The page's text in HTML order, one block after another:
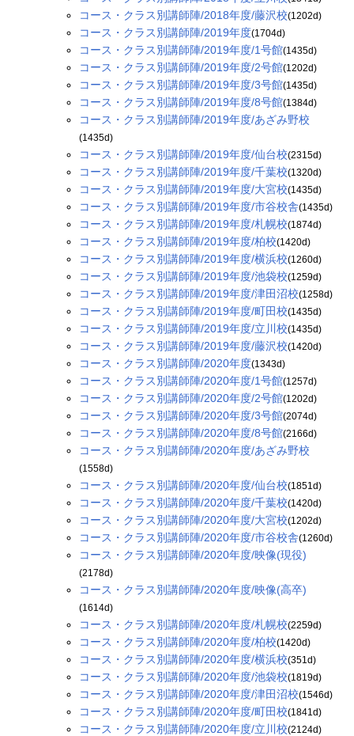
コース・クラス別講師陣/2018年度/藤沢校(1202d)
コース・クラス別講師陣/2019年度(1704d)
コース・クラス別講師陣/2019年度/1号館(1435d)
コース・クラス別講師陣/2019年度/2号館(1202d)
コース・クラス別講師陣/2019年度/3号館(1435d)
コース・クラス別講師陣/2019年度/8号館(1384d)
コース・クラス別講師陣/2019年度/あざみ野校
(1435d)
コース・クラス別講師陣/2019年度/仙台校(2315d)
コース・クラス別講師陣/2019年度/千葉校(1320d)
コース・クラス別講師陣/2019年度/大宮校(1435d)
コース・クラス別講師陣/2019年度/市谷校舎(1435d)
コース・クラス別講師陣/2019年度/札幌校(1874d)
コース・クラス別講師陣/2019年度/柏校(1420d)
コース・クラス別講師陣/2019年度/横浜校(1260d)
コース・クラス別講師陣/2019年度/池袋校(1259d)
コース・クラス別講師陣/2019年度/津田沼校(1258d)
コース・クラス別講師陣/2019年度/町田校(1435d)
コース・クラス別講師陣/2019年度/立川校(1435d)
コース・クラス別講師陣/2019年度/藤沢校(1420d)
コース・クラス別講師陣/2020年度(1343d)
コース・クラス別講師陣/2020年度/1号館(1257d)
コース・クラス別講師陣/2020年度/2号館(1202d)
コース・クラス別講師陣/2020年度/3号館(2074d)
コース・クラス別講師陣/2020年度/8号館(2166d)
コース・クラス別講師陣/2020年度/あざみ野校
(1558d)
コース・クラス別講師陣/2020年度/仙台校(1851d)
コース・クラス別講師陣/2020年度/千葉校(1420d)
コース・クラス別講師陣/2020年度/大宮校(1202d)
コース・クラス別講師陣/2020年度/市谷校舎(1260d)
コース・クラス別講師陣/2020年度/映像(現役)
(2178d)
コース・クラス別講師陣/2020年度/映像(高卒)
(1614d)
コース・クラス別講師陣/2020年度/札幌校(2259d)
コース・クラス別講師陣/2020年度/柏校(1420d)
コース・クラス別講師陣/2020年度/横浜校(351d)
コース・クラス別講師陣/2020年度/池袋校(1819d)
コース・クラス別講師陣/2020年度/津田沼校(1546d)
コース・クラス別講師陣/2020年度/町田校(1841d)
コース・クラス別講師陣/2020年度/立川校(2124d)